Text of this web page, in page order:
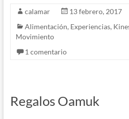
calamar
13 febrero, 2017
Alimentación, Experiencias,
Movimiento
1 comentario
Regalos Oamuk